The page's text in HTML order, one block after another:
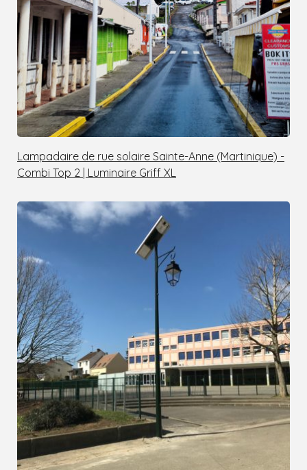
Lampadaire de rue solaire Sainte-Anne (Martinique) -
Combi Top 2 | Luminaire Griff XL